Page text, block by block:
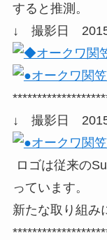
すると推測。
↓ 撮影日
↓ 撮影日
ロゴは従来の
っています。
新たな取り組み